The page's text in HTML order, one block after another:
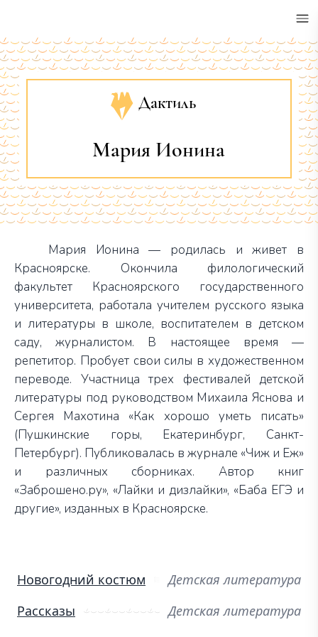
Дактиль
Мария Ионина
Мария Ионина — родилась и живет в
Красноярске. Окончила филологический
факультет Красноярского государственного
университета, работала учителем русского языка
и литературы в школе, воспитателем в детском
саду, журналистом. В настоящее время —
репетитор. Пробует свои силы в художественном
переводе. Участница трех фестивалей детской
литературы под руководством Михаила Яснова и
Сергея Махотина «Как хорошо уметь писать»
(Пушкинские горы, Екатеринбург, Санкт-
Петербург). Публиковалась в журнале «Чиж и Еж»
и различных сборниках. Автор книг
«Заброшено.ру», «Лайки и дизлайки», «Баба ЕГЭ и
другие», изданных в Красноярске.
Новогодний костюм
Детская литература
Рассказы
Детская литература